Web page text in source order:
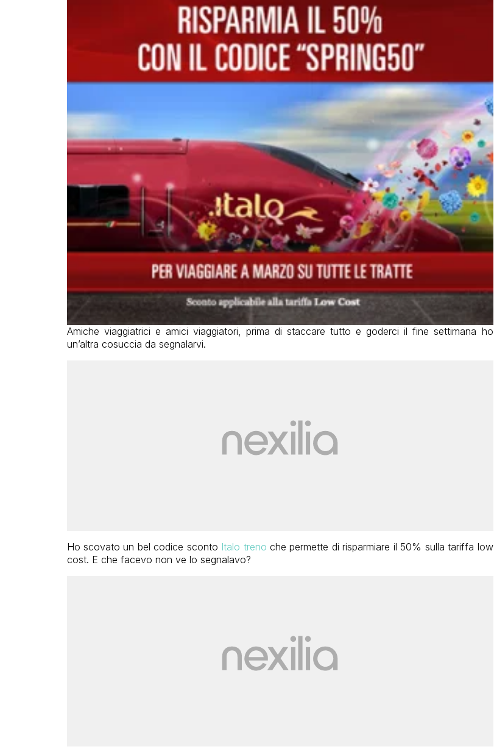
Amiche viaggiatrici e amici viaggiatori, prima di staccare tutto e goderci il fine settimana ho
un’altra cosuccia da segnalarvi.
Ho scovato un bel codice sconto Italo treno che permette di risparmiare il 50% sulla tariffa low
cost. E che facevo non ve lo segnalavo?